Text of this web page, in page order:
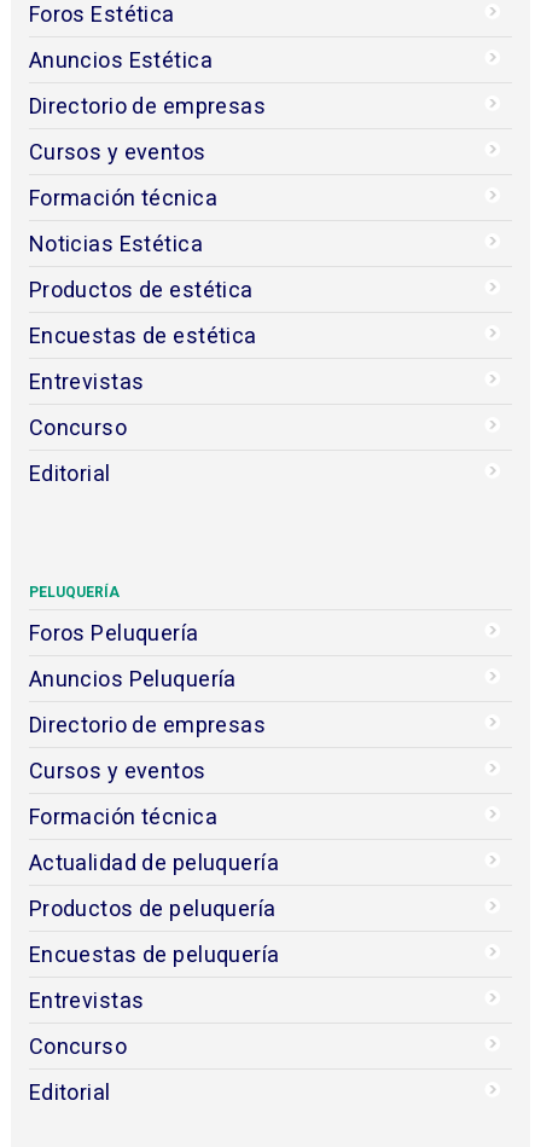
Foros Estética
Anuncios Estética
Directorio de empresas
Cursos y eventos
Formación técnica
Noticias Estética
Productos de estética
Encuestas de estética
Entrevistas
Concurso
Editorial
PELUQUERÍA
Foros Peluquería
Anuncios Peluquería
Directorio de empresas
Cursos y eventos
Formación técnica
Actualidad de peluquería
Productos de peluquería
Encuestas de peluquería
Entrevistas
Concurso
Editorial